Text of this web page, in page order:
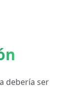
debería ser